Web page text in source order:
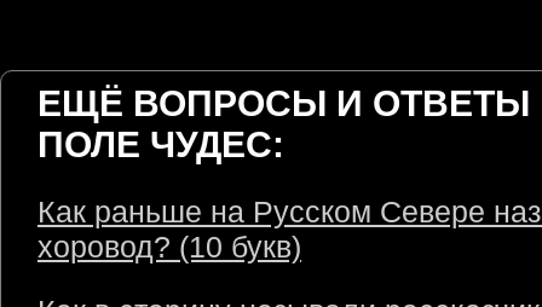
ЕЩЁ ВОПРОСЫ И ОТВЕТЫ
ПОЛЕ ЧУДЕС:
Как раньше на Русском Севере
хоровод? (10 букв)